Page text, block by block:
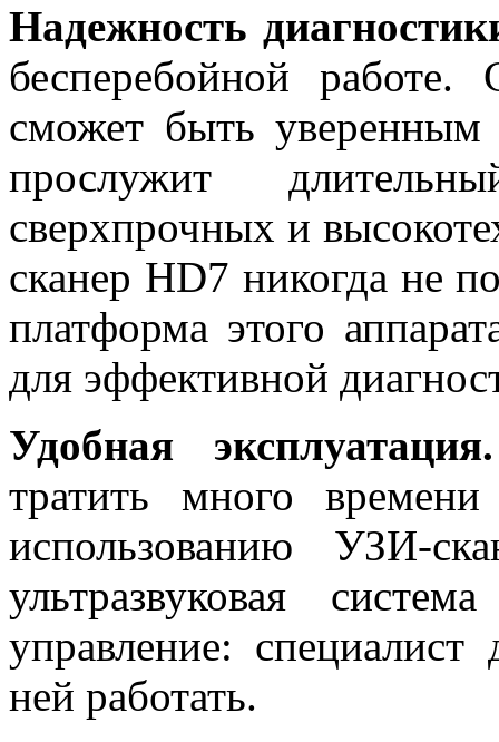
Надежность
бесперебойной
сможет быть уверенным
прослужит
сверхпрочных и
сканер HD7 никогда не
платформа этого
для эффективной
Удобная эксплуатация.
тратить много
использованию УЗИ-
ультразвуковая
управление: специалист
ней работать.